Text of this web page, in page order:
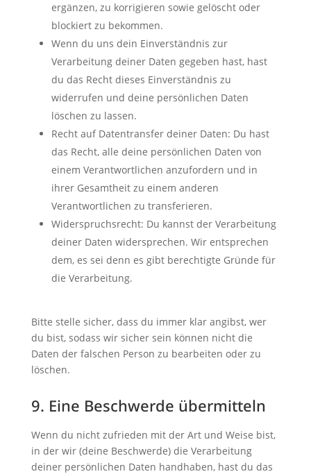
ergänzen, zu korrigieren sowie gelöscht oder
blockiert zu bekommen.
Wenn du uns dein Einverständnis zur
Verarbeitung deiner Daten gegeben hast, hast
du das Recht dieses Einverständnis zu
widerrufen und deine persönlichen Daten
löschen zu lassen.
Recht auf Datentransfer deiner Daten: Du hast
das Recht, alle deine persönlichen Daten von
einem Verantwortlichen anzufordern und in
ihrer Gesamtheit zu einem anderen
Verantwortlichen zu transferieren.
Widerspruchsrecht: Du kannst der Verarbeitung
deiner Daten widersprechen. Wir entsprechen
dem, es sei denn es gibt berechtigte Gründe für
die Verarbeitung.
Bitte stelle sicher, dass du immer klar angibst, wer
du bist, sodass wir sicher sein können nicht die
Daten der falschen Person zu bearbeiten oder zu
löschen.
9. Eine Beschwerde übermitteln
Wenn du nicht zufrieden mit der Art und Weise bist,
in der wir (deine Beschwerde) die Verarbeitung
deiner persönlichen Daten handhaben, hast du das